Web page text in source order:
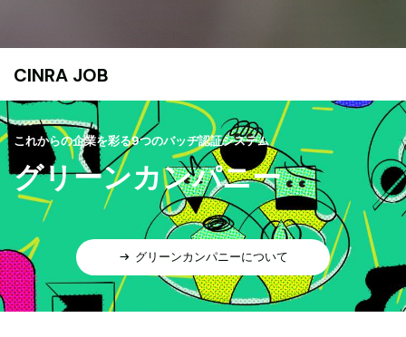
CINRA JOB
これからの企業を彩る9つのバッヂ認証システム
グリーンカンパニー
グリーンカンパニーについて